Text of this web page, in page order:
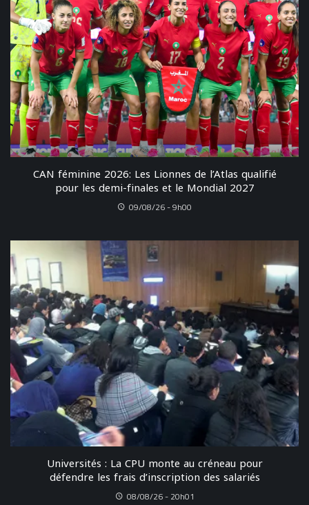
CAN féminine 2026: Les Lionnes de l’Atlas qualifié
pour les demi-finales et le Mondial 2027
09/08/26 - 9h00
Universités : La CPU monte au créneau pour
défendre les frais d’inscription des salariés
08/08/26 - 20h01